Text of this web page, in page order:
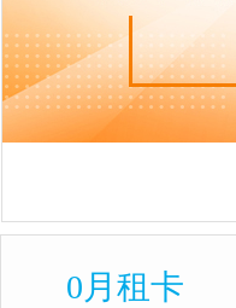
0月租卡